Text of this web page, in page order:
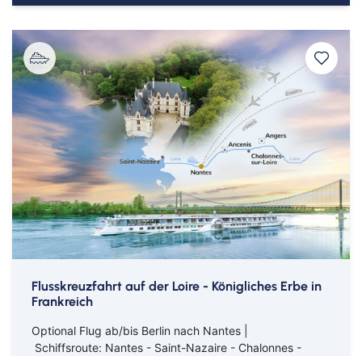
Flusskreuzfahrt auf der Loire - Königliches Erbe in
Frankreich
Optional Flug ab/bis Berlin nach Nantes |
Schiffsroute: Nantes - Saint-Nazaire - Chalonnes -